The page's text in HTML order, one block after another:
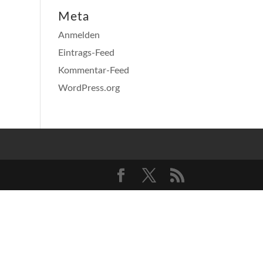
Meta
Anmelden
Eintrags-Feed
Kommentar-Feed
WordPress.org